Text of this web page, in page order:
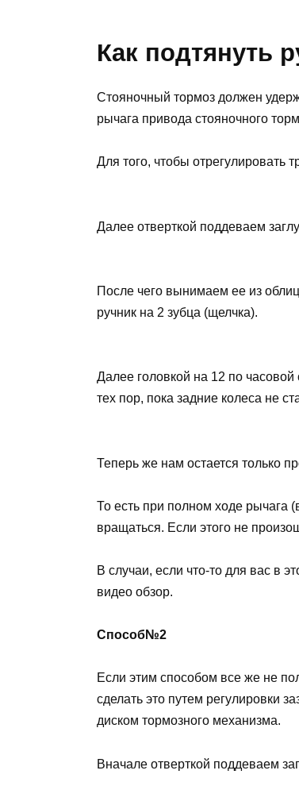
Как подтянуть
Стояночный тормоз должен
рычага привода стояночного
Для того, чтобы отрегулировать
Далее отверткой поддеваем
После чего вынимаем ее из
ручник на 2 зубца (щелчка).
Далее головкой на 12 по
тех пор, пока задние колеса не
Теперь же нам остается только
То есть при полном ходе рычага
вращаться. Если этого не
В случаи, если что-то для вас в
видео обзор.
Способ№2
Если этим способом все же не
сделать это путем регулировки
диском тормозного механизма.
Вначале отверткой поддеваем